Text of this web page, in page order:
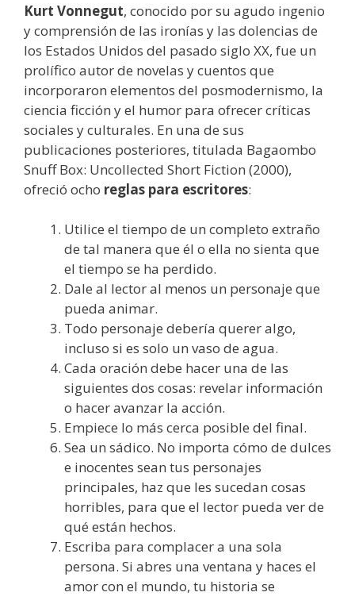
Kurt Vonnegut, conocido por su agudo ingenio
y comprensión de las ironías y las dolencias de
los Estados Unidos del pasado siglo XX, fue un
prolífico autor de novelas y cuentos que
incorporaron elementos del posmodernismo, la
ciencia ficción y el humor para ofrecer críticas
sociales y culturales. En una de sus
publicaciones posteriores, titulada Bagaombo
Snuff Box: Uncollected Short Fiction (2000),
ofreció ocho reglas para escritores:
Utilice el tiempo de un completo extraño
de tal manera que él o ella no sienta que
el tiempo se ha perdido.
Dale al lector al menos un personaje que
pueda animar.
Todo personaje debería querer algo,
incluso si es solo un vaso de agua.
Cada oración debe hacer una de las
siguientes dos cosas: revelar información
o hacer avanzar la acción.
Empiece lo más cerca posible del final.
Sea un sádico. No importa cómo de dulces
e inocentes sean tus personajes
principales, haz que les sucedan cosas
horribles, para que el lector pueda ver de
qué están hechos.
Escriba para complacer a una sola
persona. Si abres una ventana y haces el
amor con el mundo, tu historia se